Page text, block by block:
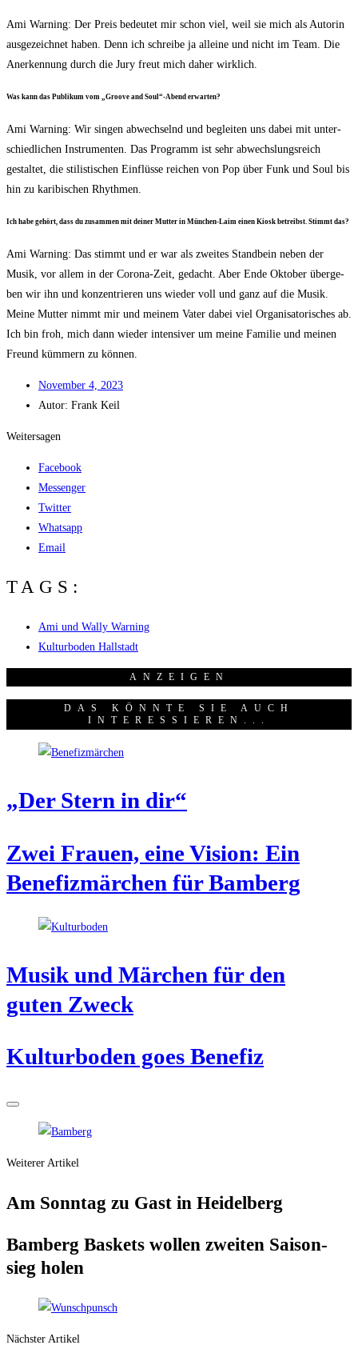
Ami War­ning: Der Preis bedeu­tet mir schon viel, weil sie mich als Autorin
aus­ge­zeich­net haben. Denn ich schrei­be ja allei­ne und nicht im Team. Die
Aner­ken­nung durch die Jury freut mich daher wirklich.
Was kann das Publi­kum vom „Groo­ve and Soul“-Abend erwarten?
Ami War­ning: Wir sin­gen abwech­selnd und beglei­ten uns dabei mit unter­
schied­li­chen Instru­men­ten. Das Pro­gramm ist sehr abwechs­lungs­reich
gestal­tet, die sti­lis­ti­schen Ein­flüs­se rei­chen von Pop über Funk und Soul bis
hin zu kari­bi­schen Rhythmen.
Ich habe gehört, dass du zusam­men mit dei­ner Mut­ter in Mün­chen-Laim einen Kiosk betreibst. Stimmt das?
Ami War­ning: Das stimmt und er war als zwei­tes Stand­bein neben der
Musik, vor allem in der Coro­na-Zeit, gedacht. Aber Ende Okto­ber über­ge­
ben wir ihn und kon­zen­trie­ren uns wie­der voll und ganz auf die Musik.
Mei­ne Mut­ter nimmt mir und mei­nem Vater dabei viel Orga­ni­sa­to­ri­sches ab.
Ich bin froh, mich dann wie­der inten­si­ver um mei­ne Fami­lie und mei­nen
Freund küm­mern zu können.
Novem­ber 4, 2023
Autor: Frank Keil
Weitersagen
Facebook
Messenger
Twitter
Whatsapp
Email
TAGS:
Ami und Wally Warning
Kulturboden Hallstadt
ANZEI­GEN
DAS KÖNNTE SIE AUCH
INTERESSIEREN...
„Der Stern in dir“
Zwei Frau­en, eine Visi­on: Ein
Bene­fiz­mär­chen für Bamberg
Musik und Mär­chen für den
guten Zweck
Kul­tur­bo­den goes Benefiz
Weiterer Artikel
Am Sonn­tag zu Gast in Heidelberg
Bam­berg Bas­kets wol­len zwei­ten Sai­son­
sieg holen
Nächster Artikel